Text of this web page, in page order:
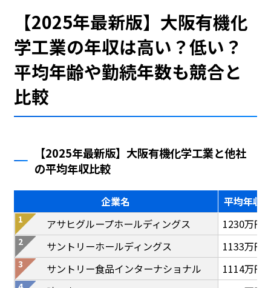
【2025年最新版】大阪有機化
学工業の年収は高い？低い？
平均年齢や勤続年数も競合と
比較
【2025年最新版】大阪有機化学工業と他社
の平均年収比較
企業名
平均年収
アサヒグループホールディングス
1230万円
サントリーホールディングス
1133万円
サントリー食品インターナショナル
1114万円